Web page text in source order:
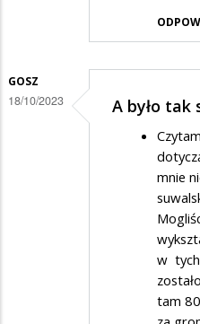
GOSZ
18/10/2023 A było tak
mnie
w tych
tam